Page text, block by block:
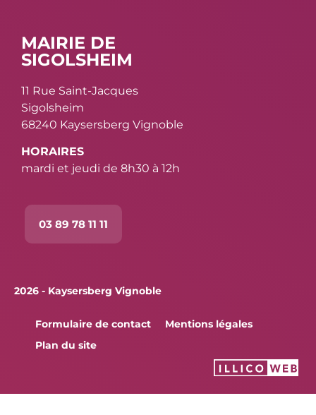
MAIRIE DE
SIGOLSHEIM
11 Rue Saint-Jacques
Sigolsheim
68240 Kaysersberg Vignoble
HORAIRES
mardi et jeudi de 8h30 à 12h
03 89 78 11 11
2026 - Kaysersberg Vignoble
Formulaire de contact
Mentions légales
Plan du site